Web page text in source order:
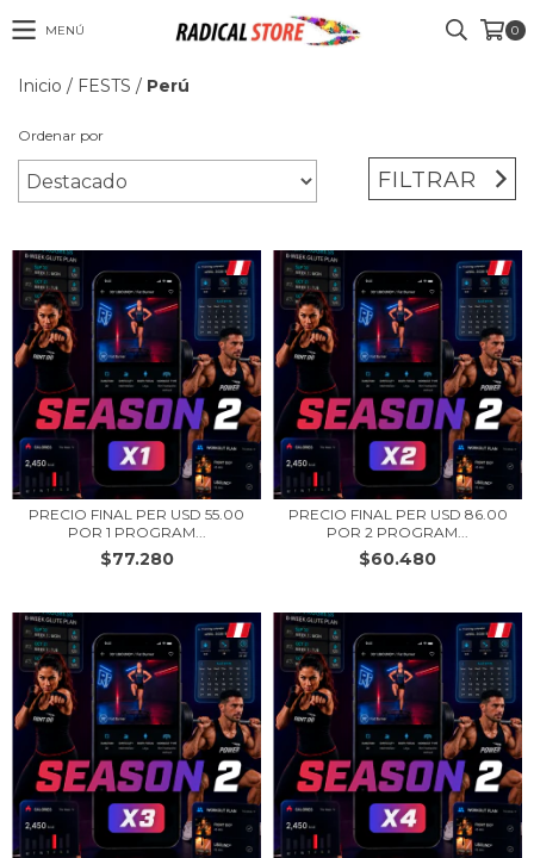
MENÚ 0
Inicio / FESTS / Perú
Ordenar por
FILTRAR
PRECIO FINAL PER USD 55.00
POR 1 PROGRAM...
$77.280
PRECIO FINAL PER USD 86.00
POR 2 PROGRAM...
$60.480